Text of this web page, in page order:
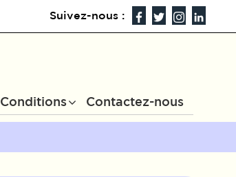
Suivez-nous :
Conditions Contactez-nous